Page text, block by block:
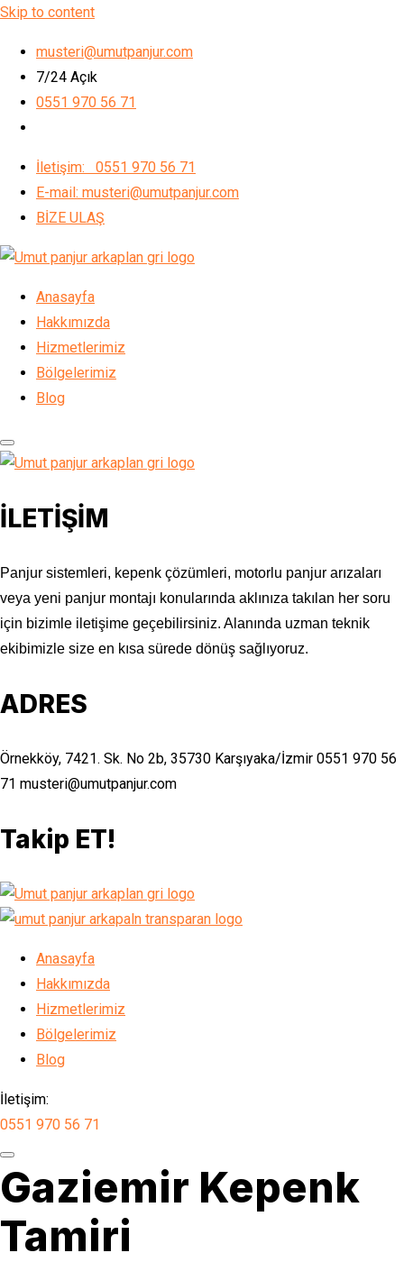
Skip to content
musteri@umutpanjur.com
7/24 Açık
0551 970 56 71
İletişim: 0551 970 56 71
E-mail: musteri@umutpanjur.com
BİZE ULAŞ
Anasayfa
Hakkımızda
Hizmetlerimiz
Bölgelerimiz
Blog
İLETİŞİM
Panjur sistemleri, kepenk çözümleri, motorlu panjur arızaları
veya yeni panjur montajı konularında aklınıza takılan her soru
için bizimle iletişime geçebilirsiniz. Alanında uzman teknik
ekibimizle size en kısa sürede dönüş sağlıyoruz.
ADRES
Örnekköy, 7421. Sk. No 2b, 35730 Karşıyaka/İzmir 0551 970 56
71 musteri@umutpanjur.com
Takip ET!
Anasayfa
Hakkımızda
Hizmetlerimiz
Bölgelerimiz
Blog
İletişim:
0551 970 56 71
Gaziemir Kepenk
Tamiri